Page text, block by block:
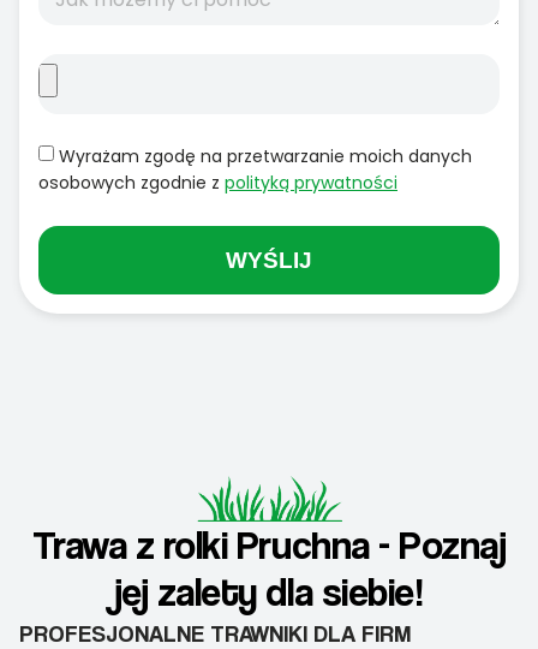
Wyrażam zgodę na przetwarzanie moich danych
osobowych zgodnie z polityką prywatności
WYŚLIJ
Trawa z rolki Pruchna - Poznaj
jej zalety dla siebie!
PROFESJONALNE TRAWNIKI DLA FIRM